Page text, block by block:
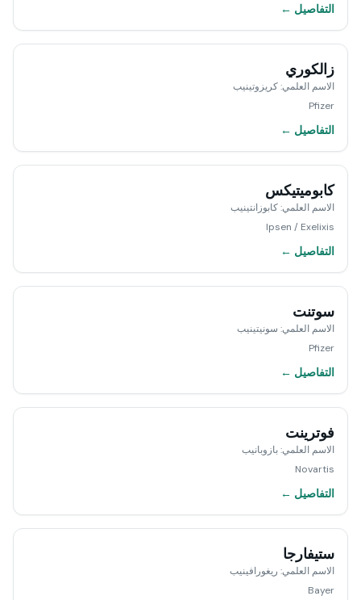
التفاصيل ←
زالكوري
الاسم العلمي:كريزوتينيب
Pfizer
التفاصيل ←
كابوميتيكس
الاسم العلمي:كابوزانتينيب
Ipsen / Exelixis
التفاصيل ←
سوتنت
الاسم العلمي: سونيتينيب
Pfizer
التفاصيل ←
فوترينت
الاسم العلمي:بازوبانيب
Novartis
التفاصيل ←
ستيفارجا
الاسم العلمي: ريغورافينيب
Bayer